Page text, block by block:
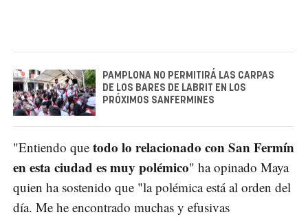
PAMPLONA NO PERMITIRÁ LAS CARPAS
DE LOS BARES DE LABRIT EN LOS
PRÓXIMOS SANFERMINES
"Entiendo que todo lo relacionado con San Fermín
en esta ciudad es muy polémico" ha opinado Maya
quien ha sostenido que "la polémica está al orden del
día. Me he encontrado muchas y efusivas